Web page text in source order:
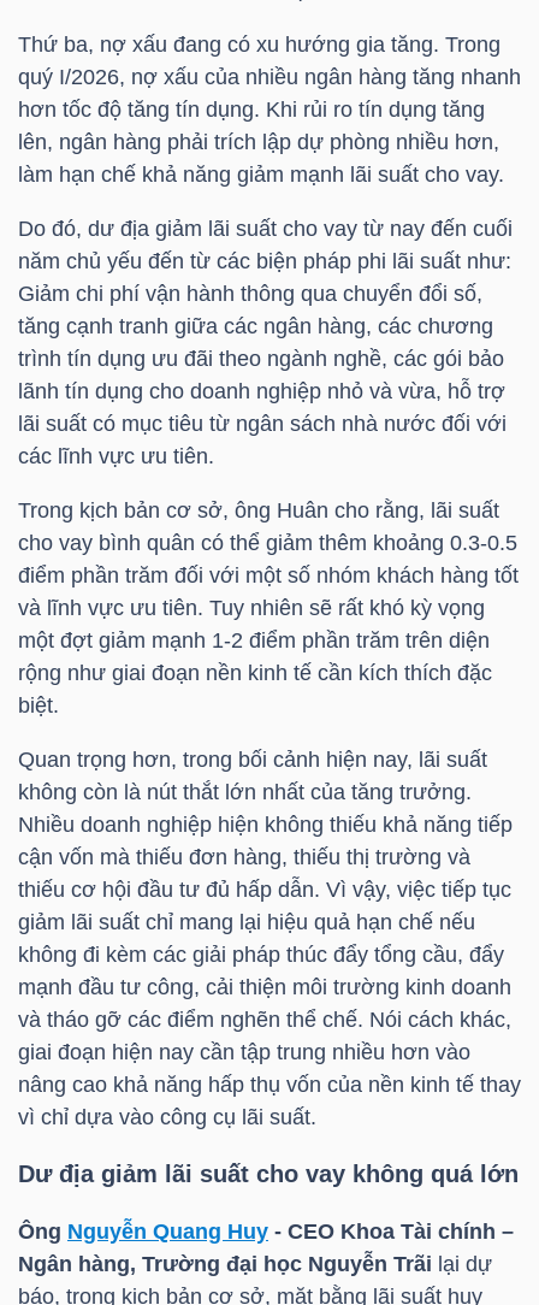
Thứ ba, nợ xấu đang có xu hướng gia tăng. Trong
quý I/2026, nợ xấu của nhiều ngân hàng tăng nhanh
hơn tốc độ tăng tín dụng. Khi rủi ro tín dụng tăng
lên, ngân hàng phải trích lập dự phòng nhiều hơn,
làm hạn chế khả năng giảm mạnh lãi suất cho vay.
Do đó, dư địa giảm lãi suất cho vay từ nay đến cuối
năm chủ yếu đến từ các biện pháp phi lãi suất như:
Giảm chi phí vận hành thông qua chuyển đổi số,
tăng cạnh tranh giữa các ngân hàng, các chương
trình tín dụng ưu đãi theo ngành nghề, các gói bảo
lãnh tín dụng cho doanh nghiệp nhỏ và vừa, hỗ trợ
lãi suất có mục tiêu từ ngân sách nhà nước đối với
các lĩnh vực ưu tiên.
Trong kịch bản cơ sở, ông Huân cho rằng, lãi suất
cho vay bình quân có thể giảm thêm khoảng 0.3-0.5
điểm phần trăm đối với một số nhóm khách hàng tốt
và lĩnh vực ưu tiên. Tuy nhiên sẽ rất khó kỳ vọng
một đợt giảm mạnh 1-2 điểm phần trăm trên diện
rộng như giai đoạn nền kinh tế cần kích thích đặc
biệt.
Quan trọng hơn, trong bối cảnh hiện nay, lãi suất
không còn là nút thắt lớn nhất của tăng trưởng.
Nhiều doanh nghiệp hiện không thiếu khả năng tiếp
cận vốn mà thiếu đơn hàng, thiếu thị trường và
thiếu cơ hội đầu tư đủ hấp dẫn. Vì vậy, việc tiếp tục
giảm lãi suất chỉ mang lại hiệu quả hạn chế nếu
không đi kèm các giải pháp thúc đẩy tổng cầu, đẩy
mạnh đầu tư công, cải thiện môi trường kinh doanh
và tháo gỡ các điểm nghẽn thể chế. Nói cách khác,
giai đoạn hiện nay cần tập trung nhiều hơn vào
nâng cao khả năng hấp thụ vốn của nền kinh tế thay
vì chỉ dựa vào công cụ lãi suất.
Dư địa giảm lãi suất cho vay không quá lớn
Ông Nguyễn Quang Huy - CEO Khoa Tài chính –
Ngân hàng, Trường đại học Nguyễn Trãi lại dự
báo, trong kịch bản cơ sở, mặt bằng lãi suất huy
TIÊU
DÙNG
THIẾT
YẾU
KHỎE
TÀI
CHÍNH
CÔNG
NGHỆ
THÔNG
TIN
DỊCH
VỤ
THÔNG